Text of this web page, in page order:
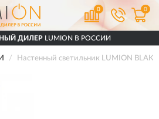
0 0
ДИЛЕР LUMION В РОССИИ
Настенный светильник LUMION